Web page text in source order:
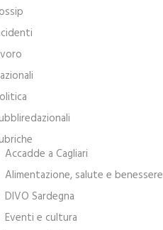
Accadde a Cagliari
Alimentazione, salute e benessere
DIVO Sardegna
Eventi e cultura